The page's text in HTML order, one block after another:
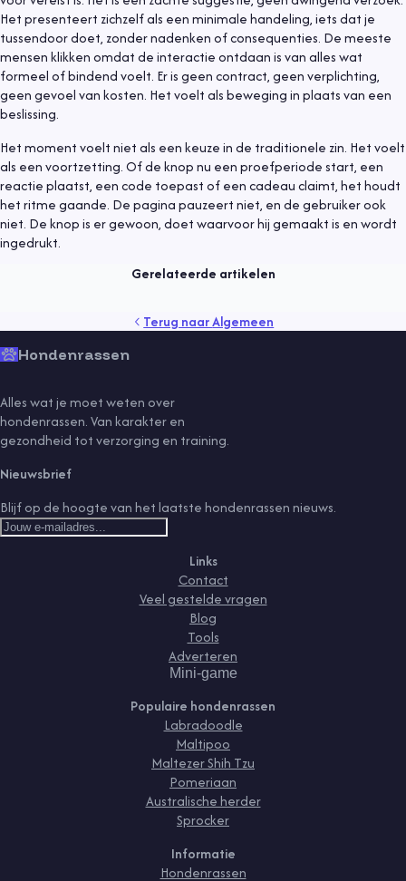
Het presenteert zichzelf als een minimale handeling, iets dat je
tussendoor doet, zonder nadenken of consequenties. De meeste
mensen klikken omdat de interactie ontdaan is van alles wat
formeel of bindend voelt. Er is geen contract, geen verplichting,
geen gevoel van kosten. Het voelt als beweging in plaats van een
beslissing.
Het moment voelt niet als een keuze in de traditionele zin. Het voelt
als een voortzetting. Of de knop nu een proefperiode start, een
reactie plaatst, een code toepast of een cadeau claimt, het houdt
het ritme gaande. De pagina pauzeert niet, en de gebruiker ook
niet. De knop is er gewoon, doet waarvoor hij gemaakt is en wordt
ingedrukt.
Gerelateerde artikelen
sporttrainingvaccinatiesverzorgingvlooien
Algemeen 9 mei 2021
Een hond adopteren
Terug naarAlgemeen
Hondenrassen
Alles wat je moet weten over
hondenrassen. Van karakter en
gezondheid tot verzorging en training.
Nieuwsbrief
Blijf op de hoogte van het laatste hondenrassen nieuws.
Links
Contact
Veel gestelde vragen
Blog
Tools
Adverteren
Mini-game
Populaire hondenrassen
Labradoodle
Maltipoo
Maltezer Shih Tzu
Pomeriaan
Australische herder
Sprocker
Informatie
Hondenrassen